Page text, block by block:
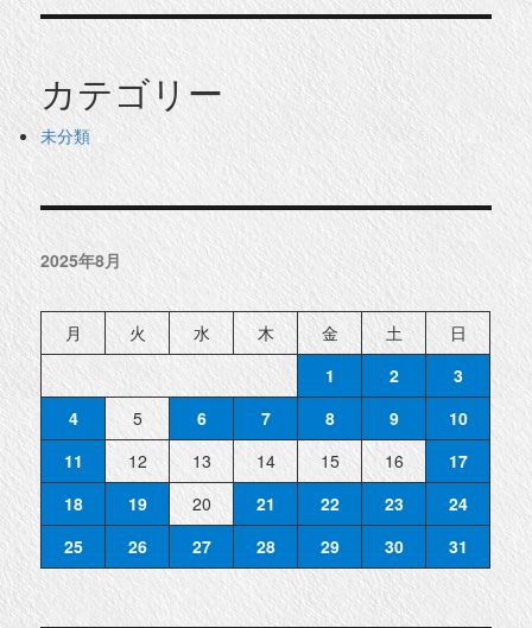
カテゴリー
未分類
2025年8月
月 火 水 木 金 土
日
1
2
3
4
5 6 7 8 9
10
11
12 13 14 15 16
17
18
19 20 21 22 23
24
25
26 27 28 29 30 31